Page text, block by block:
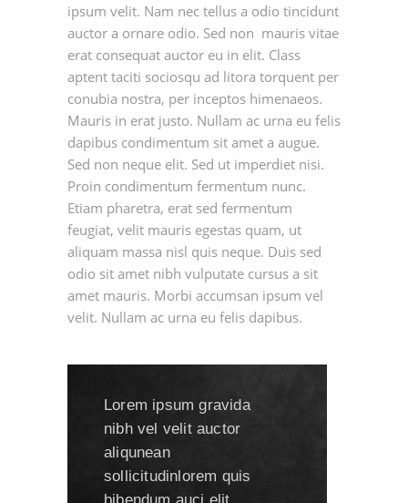
ipsum velit. Nam nec tellus a odio tincidunt
auctor a ornare odio. Sed non mauris vitae
erat consequat auctor eu in elit. Class
aptent taciti sociosqu ad litora torquent per
conubia nostra, per inceptos himenaeos.
Mauris in erat justo. Nullam ac urna eu felis
dapibus condimentum sit amet a augue.
Sed non neque elit. Sed ut imperdiet nisi.
Proin condimentum fermentum nunc.
Etiam pharetra, erat sed fermentum
feugiat, velit mauris egestas quam, ut
aliquam massa nisl quis neque. Duis sed
odio sit amet nibh vulputate cursus a sit
amet mauris. Morbi accumsan ipsum vel
velit. Nullam ac urna eu felis dapibus.
Lorem ipsum gravida
nibh vel velit auctor
aliqunean
sollicitudinlorem quis
bibendum auci elit